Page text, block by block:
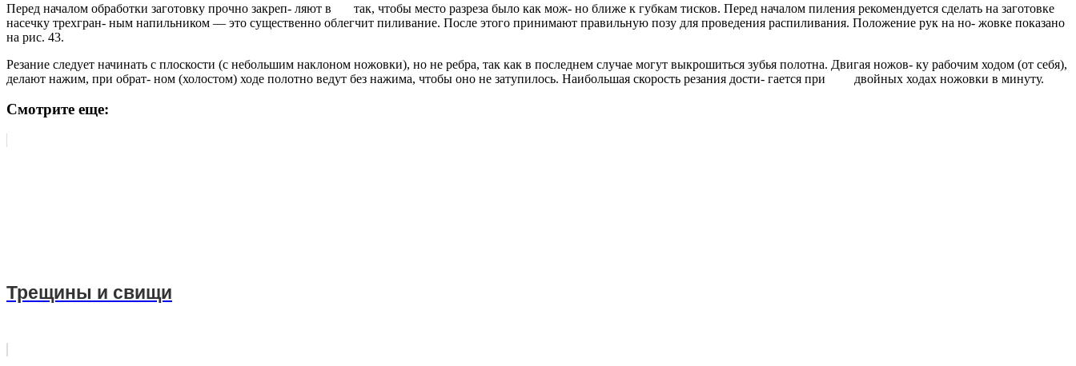
Перед началом обработки заготовку прочно закреп- ляют в так, чтобы место разреза было как мож- но ближе к губкам тисков. Перед началом пиления рекомендуется сделать на заготовке
насечку трехгран- ным напильником — это существенно облегчит пиливание. После этого принимают правильную позу для проведения распиливания. Положение рук на но- жовке показано
на рис. 43.
Резание следует начинать с плоскости (с небольшим наклоном ножовки), но не ребра, так как в последнем случае могут выкрошиться зубья полотна. Двигая ножов- ку рабочим ходом (от себя),
делают нажим, при обрат- ном (холостом) ходе полотно ведут без нажима, чтобы оно не затупилось. Наибольшая скорость резания дости- гается при двойных ходах ножовки в минуту.
Смотрите еще:
Трещины и свищи